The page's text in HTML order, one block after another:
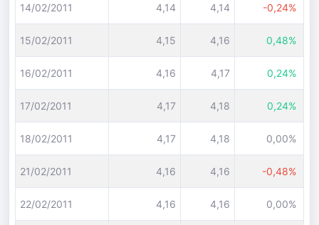
14/02/2011 4,14 4,14 -0,24%
15/02/2011 4,15 4,16 0,48%
16/02/2011 4,16 4,17 0,24%
17/02/2011 4,17 4,18 0,24%
18/02/2011 4,17 4,18 0,00%
21/02/2011 4,16 4,16 -0,48%
22/02/2011 4,16 4,16 0,00%